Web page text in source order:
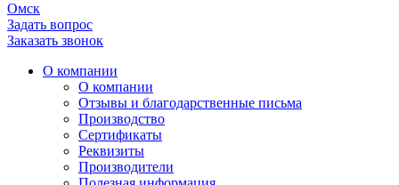
Омск
Задать вопрос
Заказать звонок
О компании
О компании
Отзывы и благодарственные письма
Производство
Сертификаты
Реквизиты
Производители